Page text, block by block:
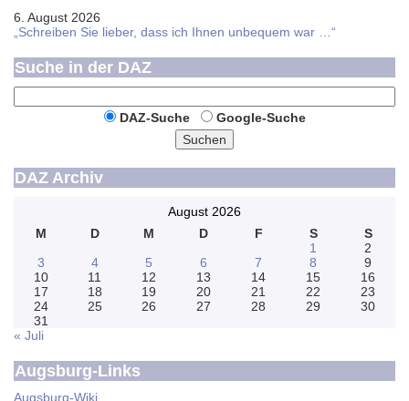
6. August 2026
„Schreiben Sie lieber, dass ich Ihnen unbequem war …“
Suche in der DAZ
DAZ-Suche
Google-Suche
Suchen
DAZ Archiv
August 2026
M
D M D F S
S
1
2
3
4 5 6 7 8
9
10
11 12 13 14 15
16
17
18 19 20 21 22
23
24
25 26 27 28 29
30
31
« Juli
Augsburg-Links
Augsburg-Wiki